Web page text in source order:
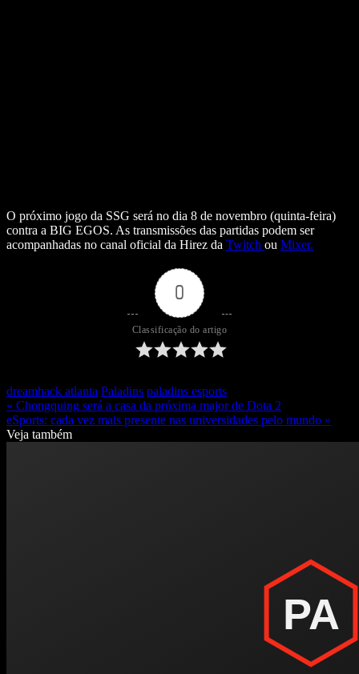
O próximo jogo da SSG será no dia 8 de novembro (quinta-feira)
contra a BIG EGOS. As transmissões das partidas podem ser
acompanhadas no canal oficial da Hirez da Twitch ou Mixer.
0
Classificação do artigo
dreamhack atlanta Paladins paladins esports
« Chongquing será a casa da próxima major de Dota 2
eSports: cada vez mais presente nas universidades pelo mundo »
Veja também